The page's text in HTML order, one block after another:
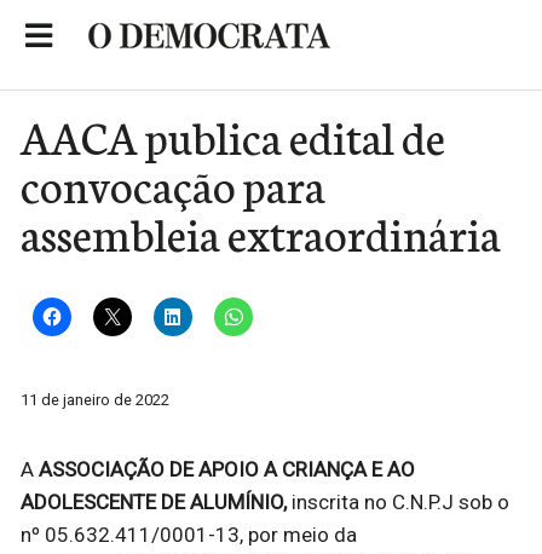
AACA publica edital de
convocação para
assembleia extraordinária
11 de janeiro de 2022
A ASSOCIAÇÃO DE APOIO A CRIANÇA E AO
ADOLESCENTE DE ALUMÍNIO, inscrita no C.N.P.J sob o
nº 05.632.411/0001-13, por meio da